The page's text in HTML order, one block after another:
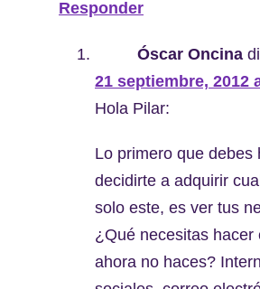
Responder
Óscar Oncina
21 septiembre, 2012
Hola Pilar:
Lo primero que debes
decidirte a adquirir
solo este, es ver tus
¿Qué necesitas hacer
ahora no haces?